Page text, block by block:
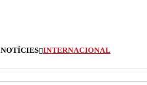
NOTÍCIES INTERNACIONAL